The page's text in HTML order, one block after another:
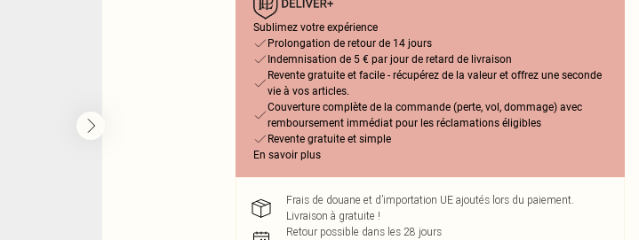
Sublimez votre expérience
Prolongation de retour de 14 jours
Indemnisation de 5 € par jour de retard de livraison
Revente gratuite et facile - récupérez de la valeur et offrez une seconde
vie à vos articles.
Couverture complète de la commande (perte, vol, dommage) avec
remboursement immédiat pour les réclamations éligibles
Revente gratuite et simple
En savoir plus
Frais de douane et d’importation UE ajoutés lors du paiement.
Livraison à gratuite !
Retour possible dans les 28 jours